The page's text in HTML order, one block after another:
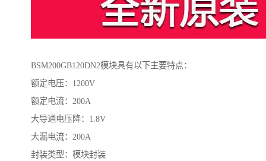
BSM200GB120DN2模块具有以下主要特点：
额定电压：1200V
额定电流：200A
大导通电压降：1.8V
大漏电流：200A
封装类型：模块封装